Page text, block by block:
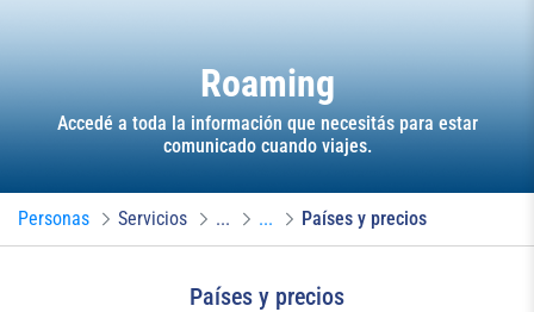
Roaming
Accedé a toda la información que necesitás para estar
comunicado cuando viajes.
Personas Servicios ... ... Países y precios
Países y precios